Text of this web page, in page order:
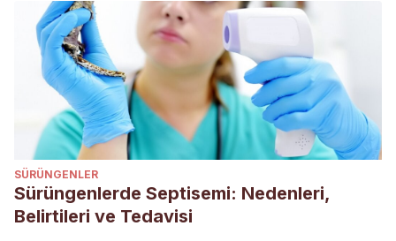
tudor/2015/february/voice-changes-pets-more-serious-
you-think-32462
http://www.zeytinburnuvet.com/makaleler/kediler-
kedilerde-solunum-yollari-hastaliklari.asp
https://www.chicagotribune.com/news/ct-xpm-1989-03-19-
8903280362-story.html
SÜRÜNGENLER
Sürüngenlerde Septisemi: Nedenleri,
Belirtileri ve Tedavisi